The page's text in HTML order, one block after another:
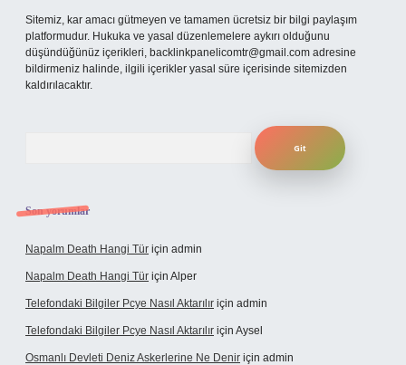
Sitemiz, kar amacı gütmeyen ve tamamen ücretsiz bir bilgi paylaşım
platformudur. Hukuka ve yasal düzenlemelere aykırı olduğunu
düşündüğünüz içerikleri, backlinkpanelicomtr@gmail.com adresine
bildirmeniz halinde, ilgili içerikler yasal süre içerisinde sitemizden
kaldırılacaktır.
Son yorumlar
Napalm Death Hangi Tür için admin
Napalm Death Hangi Tür için Alper
Telefondaki Bilgiler Pcye Nasıl Aktarılır için admin
Telefondaki Bilgiler Pcye Nasıl Aktarılır için Aysel
Osmanlı Devleti Deniz Askerlerine Ne Denir için admin